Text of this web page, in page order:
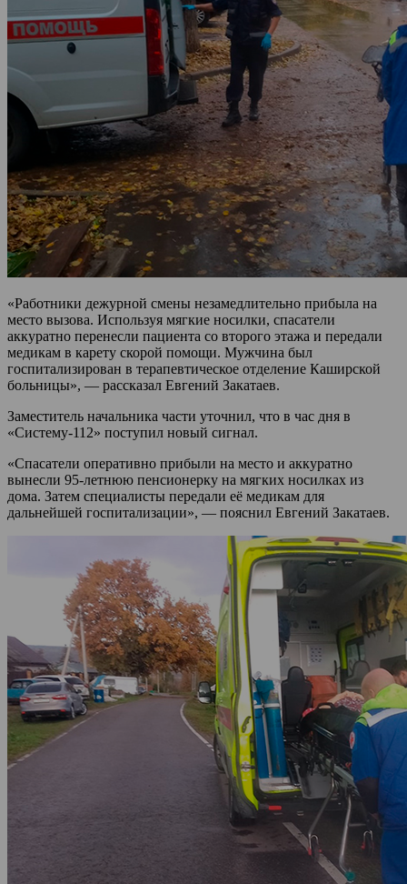
«Работники дежурной смены незамедлительно прибыла на
место вызова. Используя мягкие носилки, спасатели
аккуратно перенесли пациента со второго этажа и передали
медикам в карету скорой помощи. Мужчина был
госпитализирован в терапевтическое отделение Каширской
больницы», — рассказал Евгений Закатаев.
Заместитель начальника части уточнил, что в час дня в
«Систему-112» поступил новый сигнал.
«Спасатели оперативно прибыли на место и аккуратно
вынесли 95-летнюю пенсионерку на мягких носилках из
дома. Затем специалисты передали её медикам для
дальнейшей госпитализации», — пояснил Евгений Закатаев.